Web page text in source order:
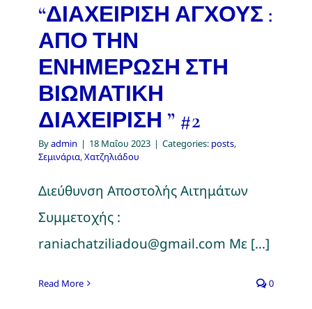
“ΔΙΑΧΕΙΡΙΣΗ ΑΓΧΟΥΣ :
ΑΠΟ ΤΗΝ
ΕΝΗΜΕΡΩΣΗ ΣΤΗ
ΒΙΩΜΑΤΙΚΗ
ΔΙΑΧΕΙΡΙΣΗ ” #2
Byadmin | 18 Μαΐου 2023 | Categories: posts,
Σεμινάρια,Χατζηλιάδου
Διεύθυνση Αποστολής Αιτημάτων
Συμμετοχής :
raniachatziliadou@gmail.com Με [...]
Read More 0